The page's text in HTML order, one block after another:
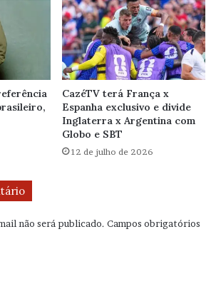
CazéTV terá França x
Espanha exclusivo e divide
Inglaterra x Argentina com
Globo e SBT
12 de julho de 2026
não será publicado. Campos obrigatórios